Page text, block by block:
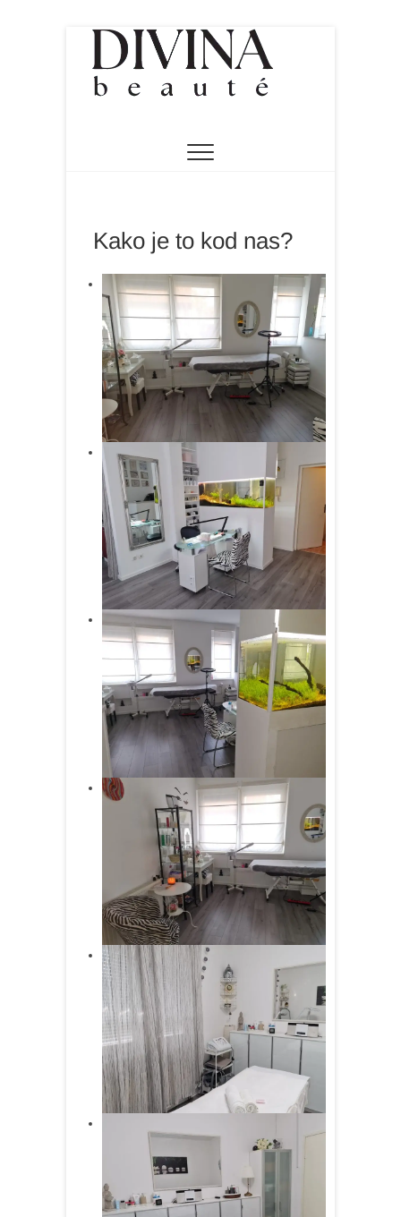
content
uljepšavanje
Kako je to kod nas?